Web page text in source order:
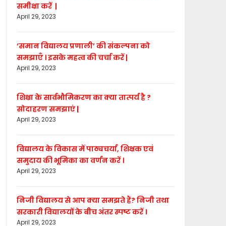
समीक्षा करें |
April 29, 2023
‘समान विद्यालय प्रणाली’ की संकल्पना को
समझाएँ । इसके महत्व की चर्चा करें |
April 29, 2023
शिक्षा के सार्वभौमिकरण का क्या तात्पर्य है ?
सोदाहरण समझाएं |
April 29, 2023
विद्यालय के विकास में पाठ्यचर्या, शिक्षक एवं
समुदाय की भूमिका का वर्णन करें ।
April 29, 2023
निजी विद्यालय से आप क्या समझते हैं? निजी तथा
सरकारी विद्यालयों के बीच अंतर स्पष्ट करें ।
April 29, 2023